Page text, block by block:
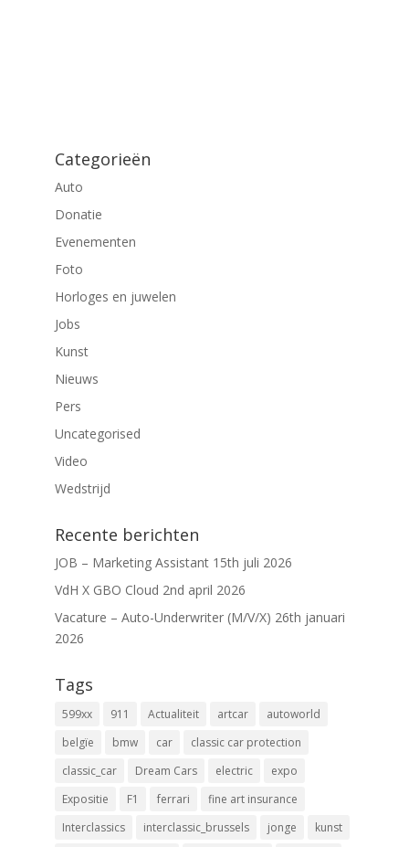
Categorieën
Auto
Donatie
Evenementen
Foto
Horloges en juwelen
Jobs
Kunst
Nieuws
Pers
Uncategorised
Video
Wedstrijd
Recente berichten
JOB – Marketing Assistant 15th juli 2026
VdH X GBO Cloud 2nd april 2026
Vacature – Auto-Underwriter (M/V/X) 26th januari
2026
Tags
599xx 911 Actualiteit artcar
autoworld
belgïe
bmw car
classic car protection
classic_car
Dream Cars electric
expo
Expositie
F1 ferrari
fine art insurance
Interclassics
interclassic_brussels jonge
kunst